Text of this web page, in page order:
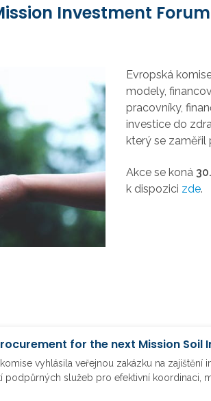
Investment
Evropská
modely,
pracovníky,
investice do
který se zaměřil
Akce se koná
k dispozici zde.
for the next Mission
vyhlásila veřejnou zakázku na
podpůrných služeb pro efektivní koordinaci,